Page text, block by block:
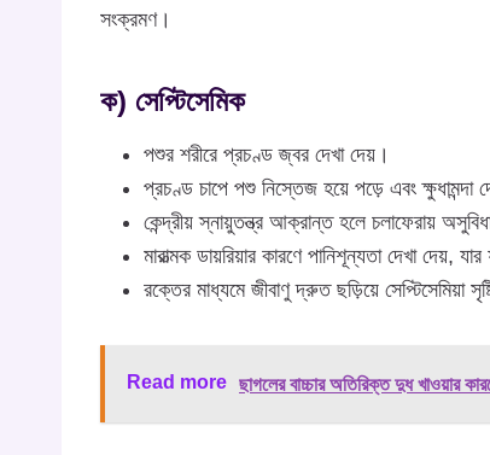
সংক্রমণ।
ক) সেপ্টিসেমিক
পশুর শরীরে প্রচণ্ড জ্বর দেখা দেয়।
প্রচণ্ড চাপে পশু নিস্তেজ হয়ে পড়ে এবং ক্ষুধামন্দা
কেন্দ্রীয় স্নায়ুতন্ত্র আক্রান্ত হলে চলাফেরায়
মারাত্মক ডায়রিয়ার কারণে পানিশূন্যতা দেখা
রক্তের মাধ্যমে জীবাণু দ্রুত ছড়িয়ে সেপ্টিসেমিয়া
Read more ছাগলের বাচ্চার অতিরিক্ত দুধ খাওয়ার